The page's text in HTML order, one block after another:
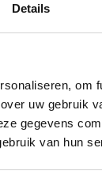
Details
om
uw gebruik
gegevens
van hun
worden